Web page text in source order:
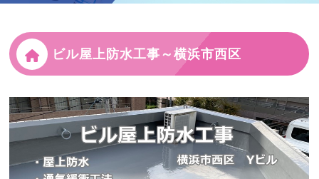
ビル屋上防水工事～横浜市西区